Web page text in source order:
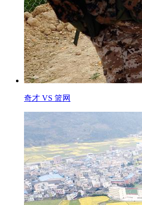
奇才 VS 篮网